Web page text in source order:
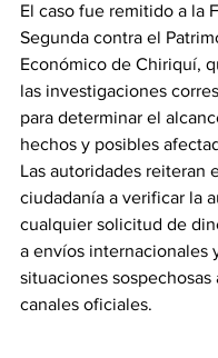
El caso fue remitido a la
Segunda contra el
Económico de Chiriquí,
las investigaciones
para determinar el
hechos y posibles
Las autoridades reiteran
ciudadanía a verificar la
cualquier solicitud de
a envíos internacionales
situaciones sospechosas
canales oficiales.